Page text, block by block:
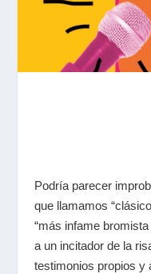
Podría parecer
que llamamos
“más infame
a un incitador de la
testimonios propios y